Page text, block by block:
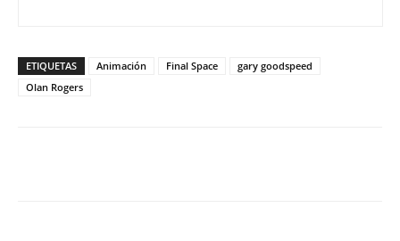
ETIQUETAS Animación Final Space
gary goodspeed
Olan Rogers